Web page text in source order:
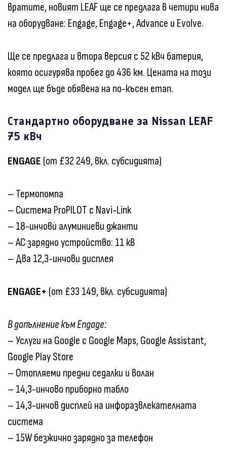
вратите, новият LEAF ще се предлага в четири нива
на оборудване: Engage, Engage+, Advance и Evolve.
Ще се предлага и втора версия с 52 кВч батерия,
която осигурява пробег до 436 км. Цената на този
модел ще бъде обявена на по-късен етап.
Стандартно оборудване за Nissan LEAF
75 кВч
ENGAGE (от £32 249, вкл. субсидията)
– Термопомпа
– Система ProPILOT с Navi-Link
– 18-инчови алуминиеви джанти
– AC зарядно устройство: 11 кВ
– Два 12,3-инчови дисплея
ENGAGE+ (от £33 149, вкл. субсидията)
В допълнение към Engage:
– Услуги на Google с Google Maps, Google Assistant,
Google Play Store
– Отопляеми предни седалки и волан
– 14,3-инчово приборно табло
– 14,3-инчов дисплей на инфоразвлекателната
система
– 15W безжично зарядно за телефон